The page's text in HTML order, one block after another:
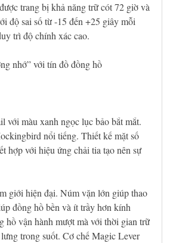
trang bị khả năng trữ cót 72 giờ và
độ sai số từ -15 đến +25 giây mỗi
trì độ chính xác cao.
nhớ” với tín đồ đồng hồ
với màu xanh ngọc lục bảo bắt mắt.
nổi tiếng. Thiết kế mặt số
hợp với hiệu ứng chải tia tạo nên sự
giới hiện đại. Núm vặn lớn giúp thao
đồng hồ bền và ít trầy hơn kính
hồ vận hành mượt mà với thời gian trữ
trong suốt. Cơ chế Magic Lever